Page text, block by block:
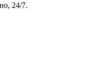
24/7.